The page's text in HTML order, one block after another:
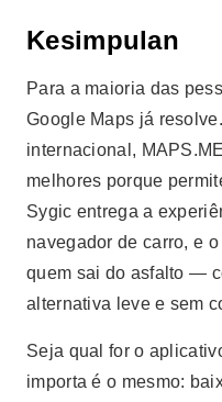
Kesimpulan
Para a maioria das
Google Maps já
internacional,
melhores porque
Sygic entrega a
navegador de carro, e
quem sai do asfalto —
alternativa leve e sem
Seja qual for o
importa é o mesmo: